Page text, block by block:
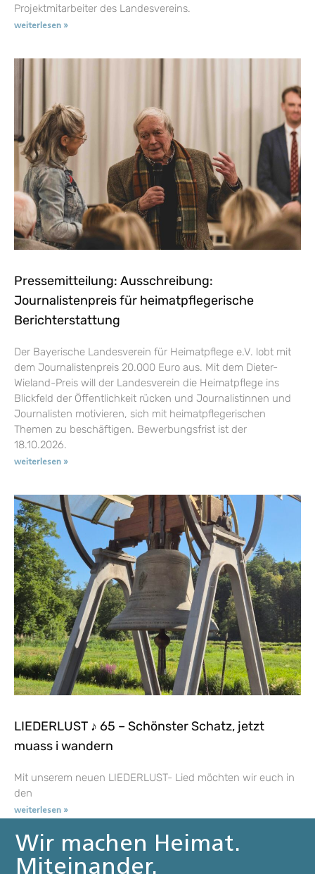
Projektmitarbeiter des Landesvereins.
weiterlesen »
Pressemitteilung: Ausschreibung:
Journalistenpreis für heimatpflegerische
Berichterstattung
Der Bayerische Landesverein für Heimatpflege e.V. lobt mit
dem Journalistenpreis 20.000 Euro aus. Mit dem Dieter-
Wieland-Preis will der Landesverein die Heimatpflege ins
Blickfeld der Öffentlichkeit rücken und Journalistinnen und
Journalisten motivieren, sich mit heimatpflegerischen
Themen zu beschäftigen. Bewerbungsfrist ist der
18.10.2026.
weiterlesen »
LIEDERLUST ♪ 65 – Schönster Schatz, jetzt
muass i wandern
Mit unserem neuen LIEDERLUST- Lied möchten wir euch in
den
weiterlesen »
Wir machen Heimat.
Miteinander.